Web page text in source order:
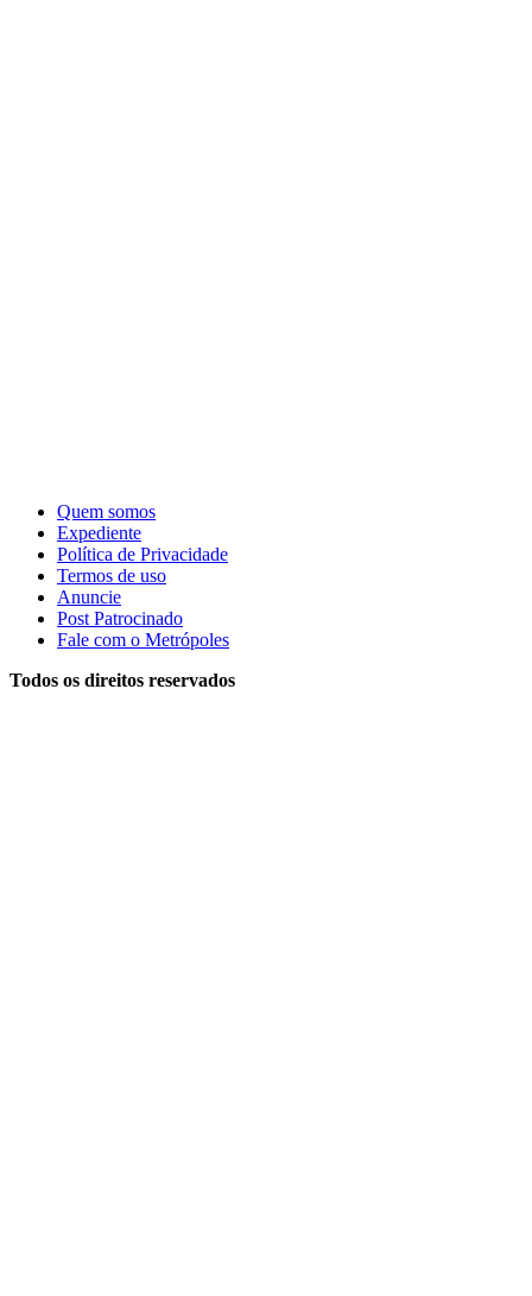
Quem somos
Expediente
Política de Privacidade
Termos de uso
Anuncie
Post Patrocinado
Fale com o Metrópoles
Todos os direitos reservados